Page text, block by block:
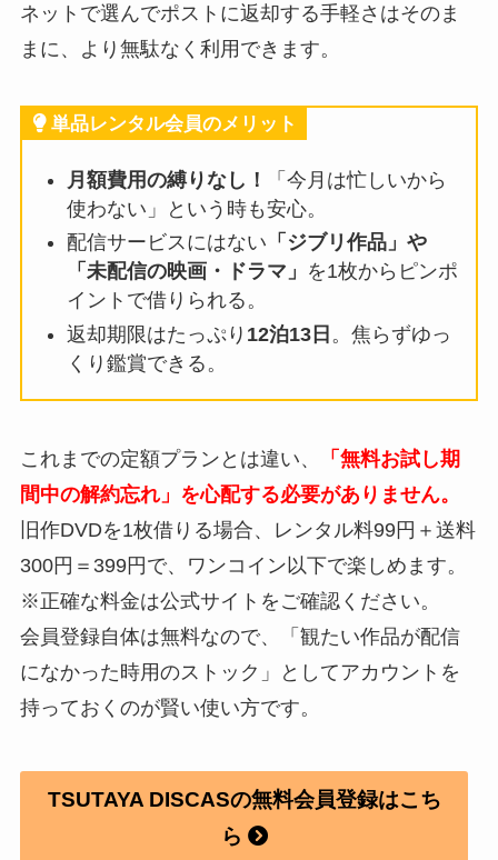
ネットで選んでポストに返却する手軽さはそのま
まに、より無駄なく利用できます。
単品レンタル会員のメリット
月額費用の縛りなし！
「今月は忙しいから
使わない」という時も安心。
配信サービスにはない 「ジブリ作品」や
「未配信の映画・ドラマ」 を1枚からピンポ
イントで借りられる。
返却期限はたっぷり 12泊13日 。焦らずゆっ
くり鑑賞できる。
これまでの定額プランとは違い、
「無料お試し期
間中の解約忘れ」を心配する必要がありません。
旧作DVDを1枚借りる場合、レンタル料99円＋送料
300円＝399円で、ワンコイン以下で楽しめます。
※正確な料金は公式サイトをご確認ください。
会員登録自体は無料なので、「観たい作品が配信
になかった時用のストック」としてアカウントを
持っておくのが賢い使い方です。
TSUTAYA DISCASの無料会員登録はこち
ら